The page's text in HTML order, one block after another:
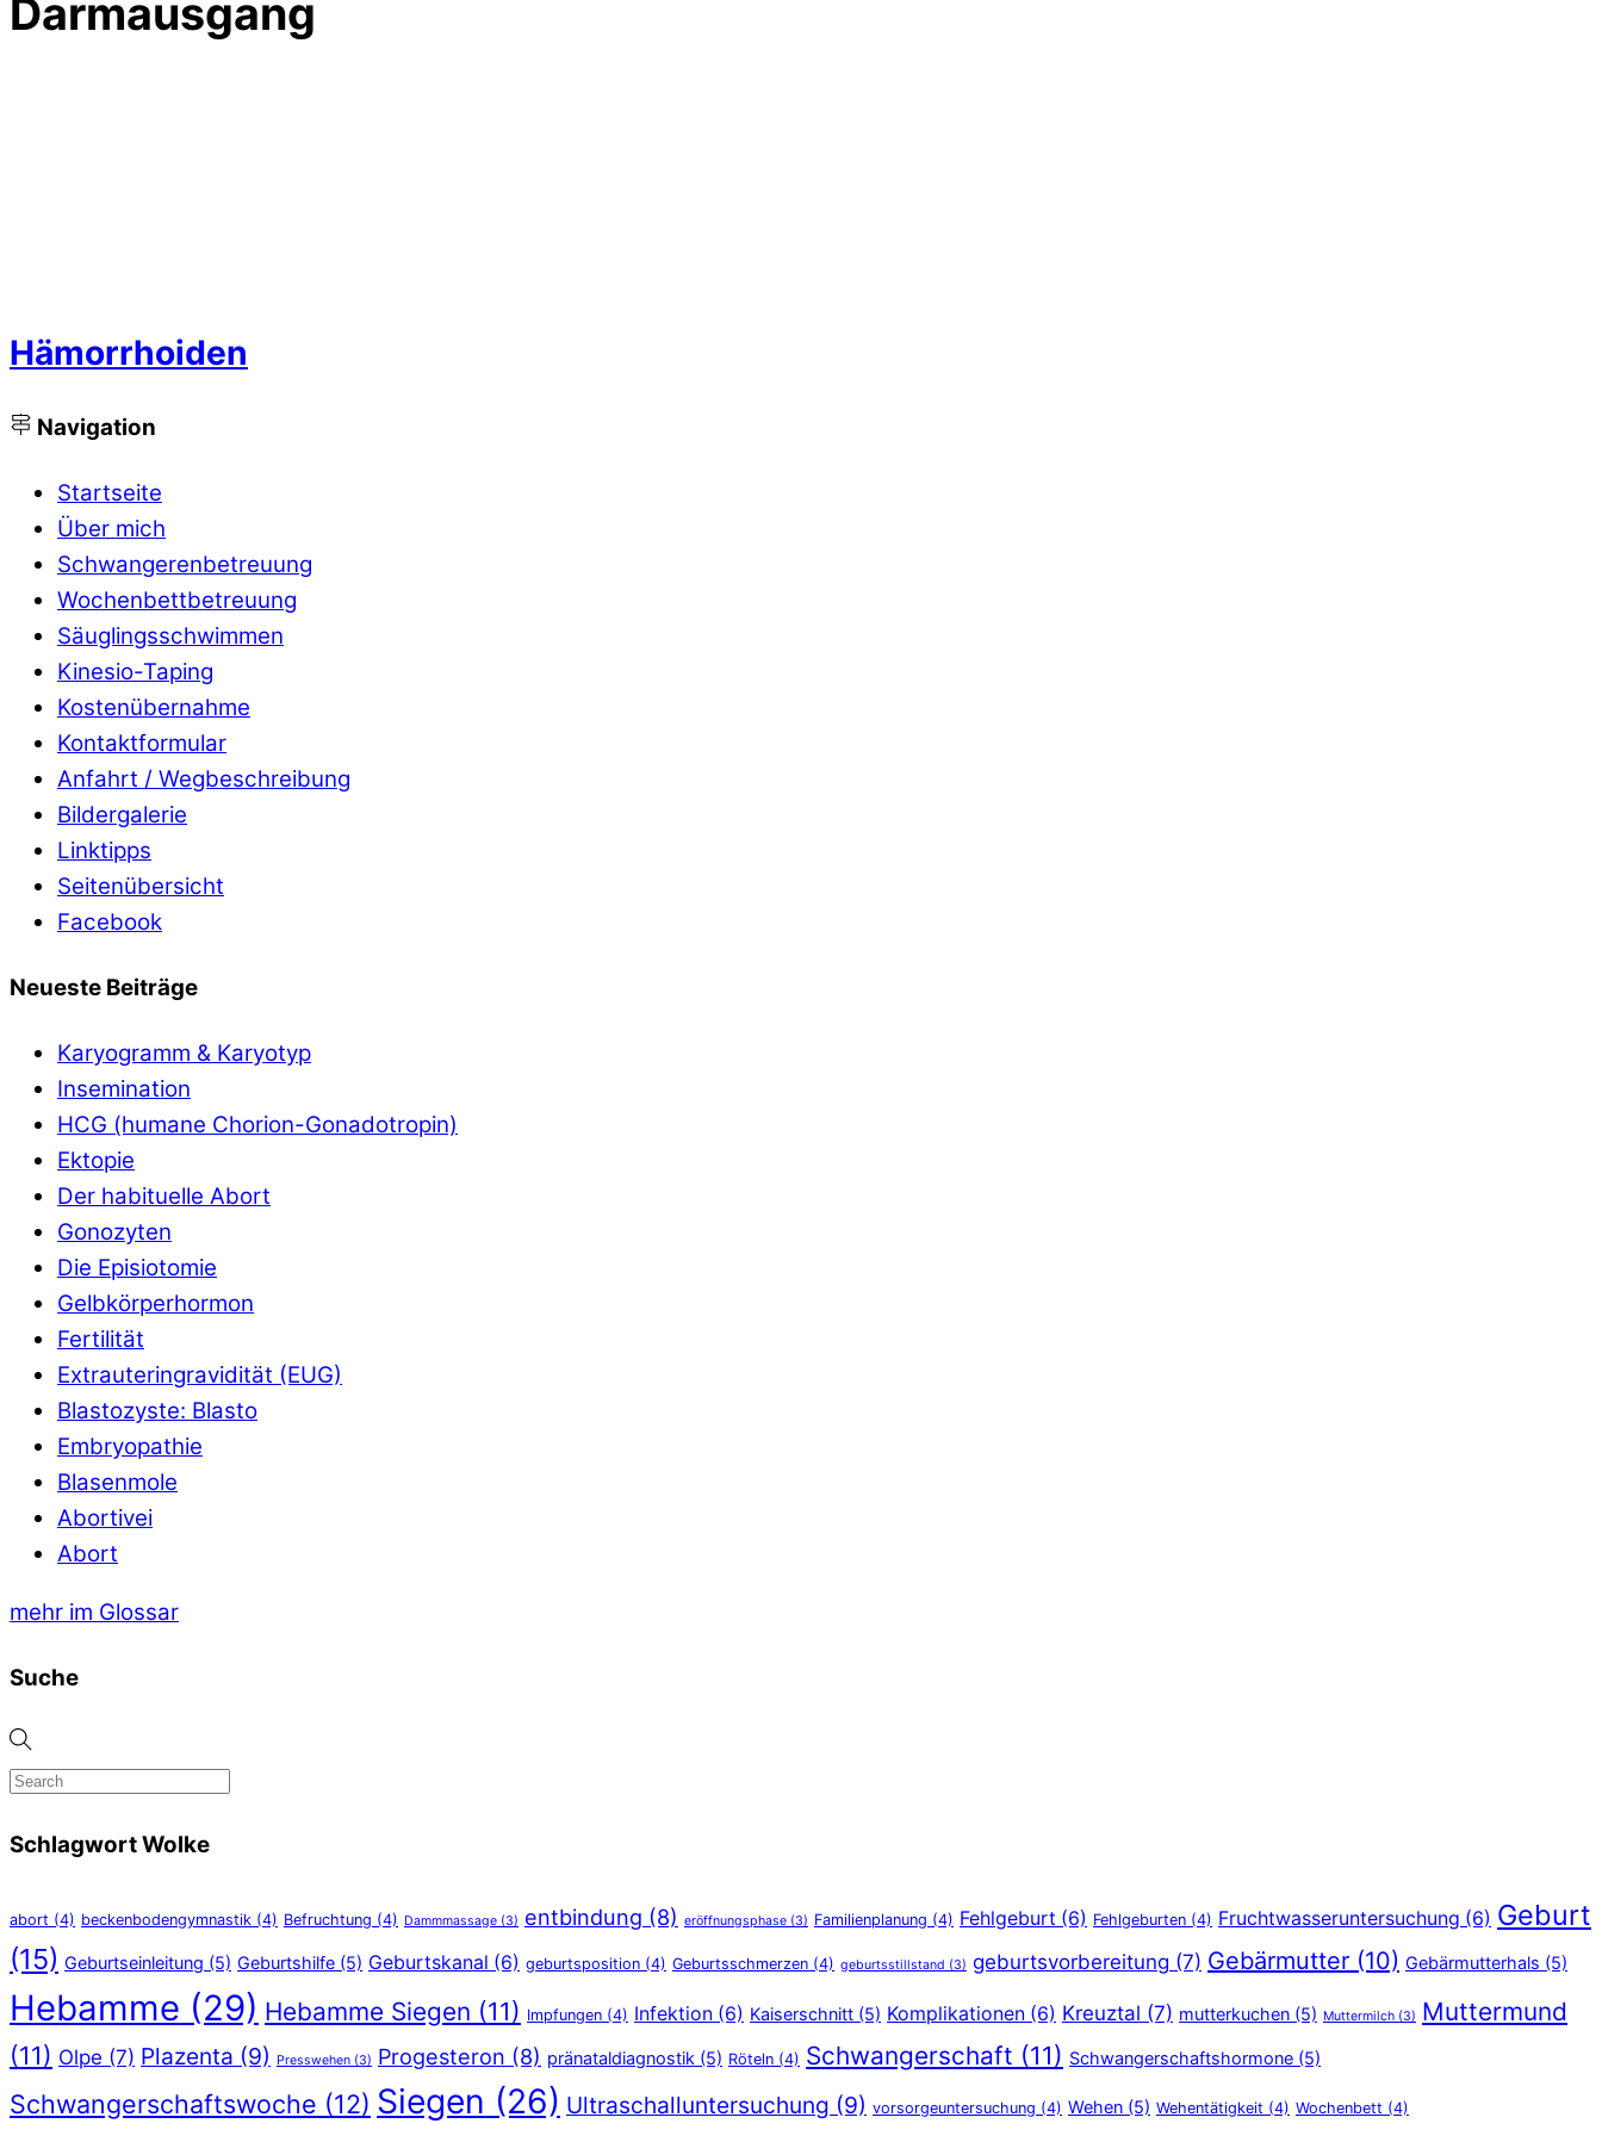
Darmausgang
Hämorrhoiden
Navigation
Startseite
Über mich
Schwangerenbetreuung
Wochenbettbetreuung
Säuglingsschwimmen
Kinesio-Taping
Kostenübernahme
Kontaktformular
Anfahrt / Wegbeschreibung
Bildergalerie
Linktipps
Seitenübersicht
Facebook
Neueste Beiträge
Karyogramm & Karyotyp
Insemination
HCG (humane Chorion-Gonadotropin)
Ektopie
Der habituelle Abort
Gonozyten
Die Episiotomie
Gelbkörperhormon
Fertilität
Extrauteringravidität (EUG)
Blastozyste: Blasto
Embryopathie
Blasenmole
Abortivei
Abort
mehr im Glossar
Suche
Schlagwort Wolke
abort (4) beckenbodengymnastik (4) Befruchtung (4) Dammmassage (3) entbindung (8) eröffnungsphase (3) Familienplanung (4) Fehlgeburt (6) Fehlgeburten (4) Fruchtwasseruntersuchung (6) Geburt
(15) Geburtseinleitung (5) Geburtshilfe (5) Geburtskanal (6) geburtsposition (4) Geburtsschmerzen (4) geburtsstillstand (3) geburtsvorbereitung (7) Gebärmutter (10) Gebärmutterhals (5)
Hebamme (29) Hebamme Siegen (11) Impfungen (4) Infektion (6) Kaiserschnitt (5) Komplikationen (6) Kreuztal (7) mutterkuchen (5) Muttermilch (3) Muttermund
(11) Olpe (7) Plazenta (9) Presswehen (3) Progesteron (8) pränataldiagnostik (5) Röteln (4) Schwangerschaft (11) Schwangerschaftshormone (5)
Schwangerschaftswoche (12) Siegen (26) Ultraschalluntersuchung (9) vorsorgeuntersuchung (4) Wehen (5) Wehentätigkeit (4) Wochenbett (4)